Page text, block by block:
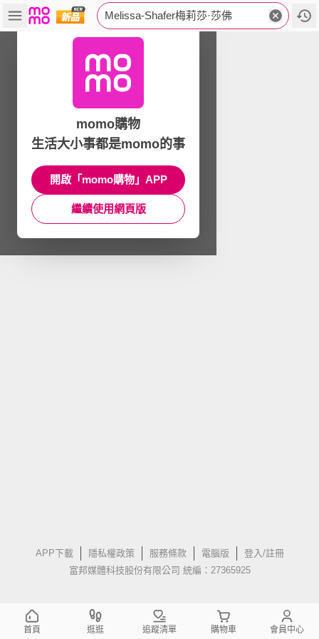
Melissa-Shafer梅莉莎·莎佛
APP下載 隱私權政策 服務條款 電腦版
登入/註冊
富邦媒體科技股份有限公司 統編：27365925
momo購物
生活大小事都是momo的事
開啟「momo購物」APP
繼續使用網頁版
首頁 逛逛 追蹤清單 購物車 會員中心